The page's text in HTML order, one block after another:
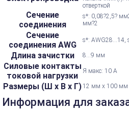
отверткой
Сечение
соединения
s*: 0,08?2,5?
мм?2
Сечение
соединения AWG
s*: AWG28...14,
Длина зачистки 8...9 мм
Силовые контакты
токовой нагрузки
Я макс: 10 А
Размеры (Ш х В х Г)12 мм x 100 мм
Информация для